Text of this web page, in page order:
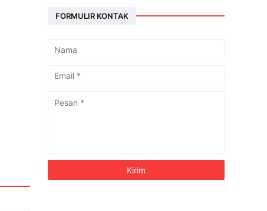
FORMULIR KONTAK